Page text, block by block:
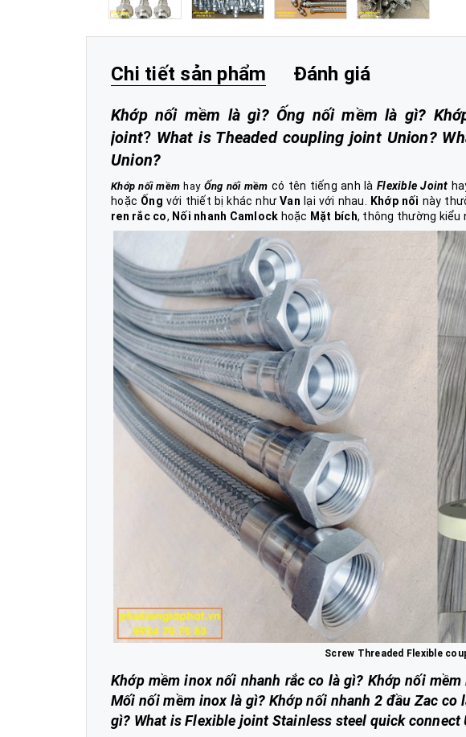
Chi tiết sản phẩm Đánh giá
Khớp nối mềm là gì? Ống nối mềm là gì?
joint? What is Theaded coupling joint Union?
Union?
Khớp nối mềm hay Ống nối mềm có tên tiếng anh là Flexible Joint
hoặc Ống với thiết bị khác nhưVan lại với nhau. Khớp nối này
ren rắc co, Nối nhanh Camlock hoặc Mặt bích, thông thường kiểu
Screw Threaded Flexible
Khớp mềm inox nối nhanh rắc co là gì? Khớp nối
Mối nối mềm inox là gì? Khớp nối nhanh 2 đầu Zac
gì? What is Flexible joint Stainless steel quick connect